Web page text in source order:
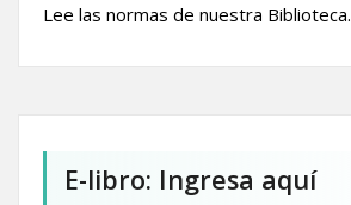
Lee las normas de nuestra Biblioteca.
E-libro: Ingresa aquí